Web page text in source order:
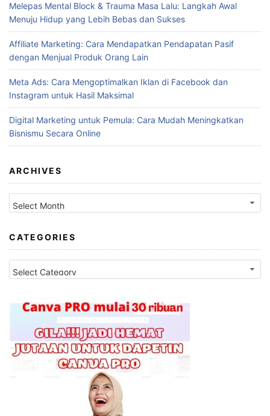
Melepas Mental Block & Trauma Masa Lalu: Langkah Awal
Menuju Hidup yang Lebih Bebas dan Sukses
Affiliate Marketing: Cara Mendapatkan Pendapatan Pasif
dengan Menjual Produk Orang Lain
Meta Ads: Cara Mengoptimalkan Iklan di Facebook dan
Instagram untuk Hasil Maksimal
Digital Marketing untuk Pemula: Cara Mudah Meningkatkan
Bisnismu Secara Online
ARCHIVES
Archives
CATEGORIES
Categories